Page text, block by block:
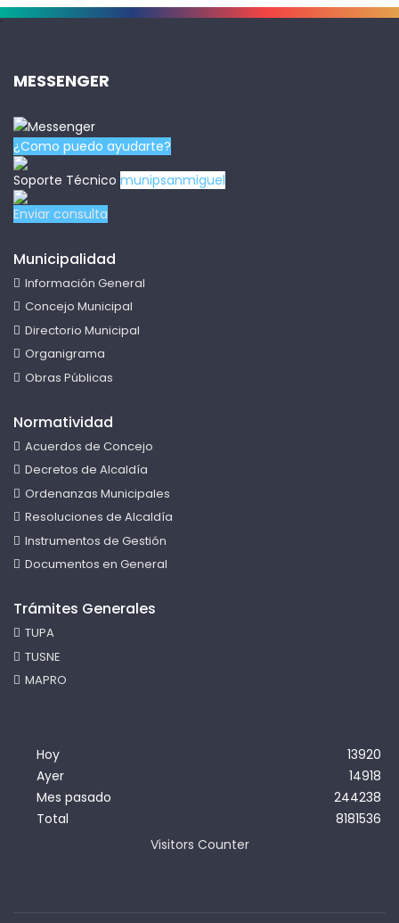
.
MESSENGER
¿Como puedo ayudarte?
Soporte Técnico munipsanmiguel
Enviar consulta
Municipalidad
Información General
Concejo Municipal
Directorio Municipal
Organigrama
Obras Públicas
Normatividad
Acuerdos de Concejo
Decretos de Alcaldía
Ordenanzas Municipales
Resoluciones de Alcaldía
Instrumentos de Gestión
Documentos en General
Trámites Generales
TUPA
TUSNE
MAPRO
Hoy
Ayer
Mes pasado
Total
13920
14918
244238
8181536
Visitors Counter